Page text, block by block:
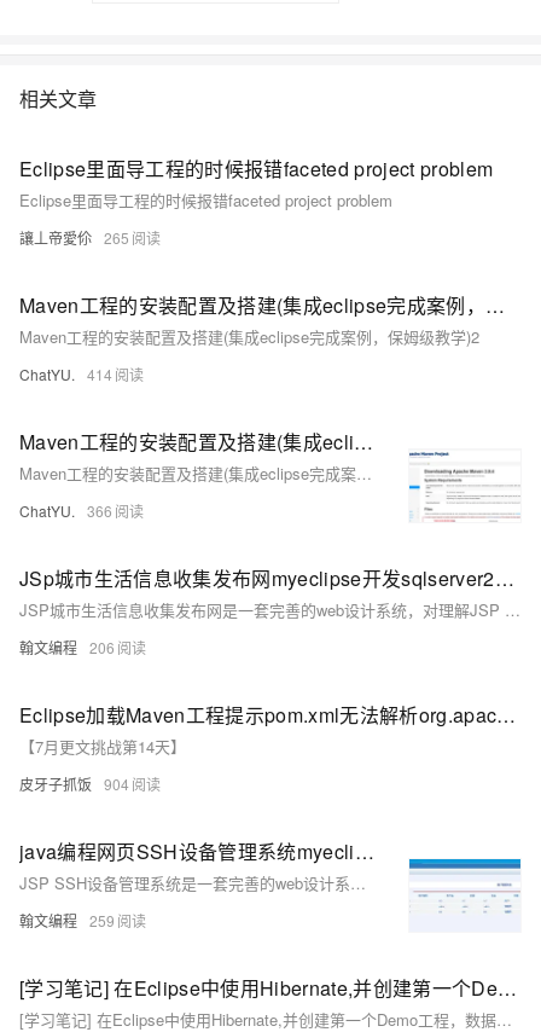
相关文章
Eclipse里面导工程的时候报错faceted project problem
Eclipse里面导工程的时候报错faceted project problem
讓丄帝愛伱 265
Maven工程的安装配置及搭建(集成eclipse完成案例，保姆级教学)2
Maven工程的安装配置及搭建(集成eclipse完成案例，保姆级教学)2
ChatYU. 414
Maven工程的安装配置及搭建(集成eclipse完成案例，保姆级教学)1
Maven工程的安装配置及搭建(集成eclipse完成案例，保姆级教学)1
ChatYU. 366
JSp城市生活信息收集发布网myeclipse开发sqlserver2008数据库BS模式java编程网页结构struts2
JSP城市生活信息收集发布网是一套完善的web设计系统，对理解JSP java编程开发语言有帮助 struts2 dao+bean mvc模式，系统具有完整的源代码和数据库，开发环境为TOMCAT7.0,Myeclipse8.5开发，数据库为sqlserver2008，使用java语言开发，系统主要采用B/S模式开发。
翰文编程 206
Eclipse加载Maven工程提示pom.xml无法解析org.apache.maven.plugins:maven-resources-plugin:2.4.3
【7月更文挑战第14天】
皮牙子抓饭 904
java编程网页SSH设备管理系统myeclipse开发mysql计算机程序web结构JSP源码
JSP SSH设备管理系统是一套完善的web设计系统(struts2+spring+hibernate模式开发)，对理解JSP java编程开发语言有帮助，系统具有完整的源代码和数据库，系统主要采用B/S模式开发
翰文编程 259
[学习笔记] 在Eclipse中使用Hibernate,并创建第一个Demo工程，数据库为Oracle XE
[学习笔记] 在Eclipse中使用Hibernate,并创建第一个Demo工程，数据库为Oracle XE